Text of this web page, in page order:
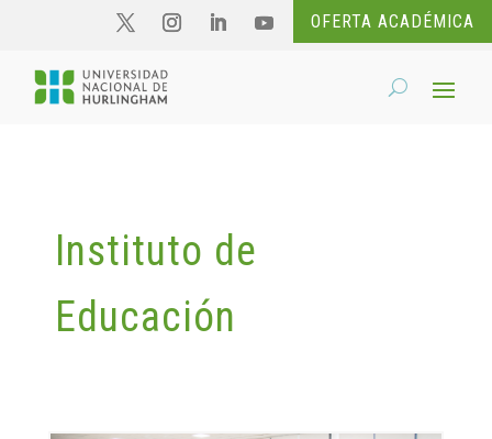
OFERTA ACADÉMICA
Instituto de
Educación